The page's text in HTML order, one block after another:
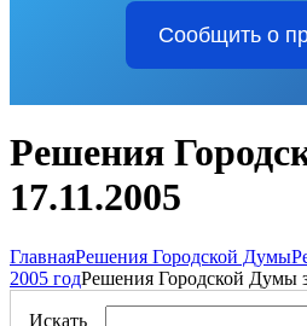
Сообщить о
Решения
17.11.2005
ГлавнаяРешения Городской Думы
2005 годРешения Городской Думы
Искать